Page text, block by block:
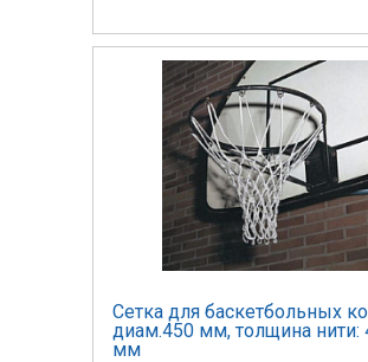
Сетка для баскетбольных
диам.450 мм, толщина нити:
мм